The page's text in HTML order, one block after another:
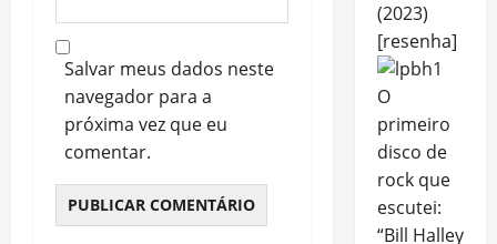
Salvar meus dados neste
navegador para a
próxima vez que eu
comentar.
(2023)
[resenha]
O
primeiro
disco de
rock que
escutei:
“Bill Halley